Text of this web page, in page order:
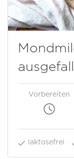
Vorbereiten
laktosefrei